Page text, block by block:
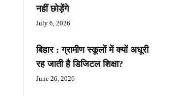
नहीं छोड़ेंगे
July 6, 2026
बिहार : ग्रामीण स्कूलों में क्यों अधूरी
रह जाती है डिजिटल शिक्षा?
June 26, 2026